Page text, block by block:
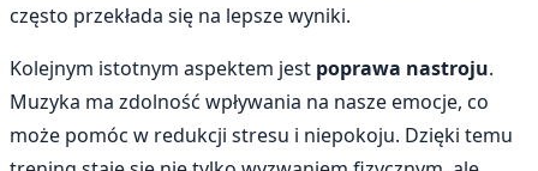
często przekłada się na lepsze wyniki.
Kolejnym istotnym aspektem jest poprawa nastroju.
Muzyka ma zdolność wpływania na nasze emocje, co
może pomóc w redukcji stresu i niepokoju. Dzięki temu